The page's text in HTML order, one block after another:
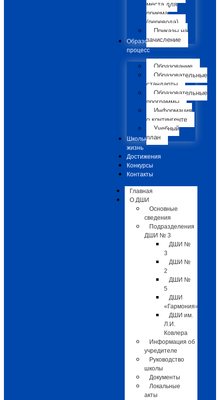
места для
приема
(перевода)
Приказы на
зачисление
Образовательный
процесс
Образование
Образовательные
стандарты
Образовательные
программы
Информация
о контингенте
Учебный
план
Школьная
жизнь
Достижения
Конкурсы
Контакты
Главная
О ДШИ
Основные
сведения
Подразделения
ДШИ № 3
ДШИ №
3
ДШИ №
2
ДШИ №
5
ДШИ
«Гармония»
ДШИ им.
Л.И.
Ковлера
Информация об
учредителе
Руководство
школы
Документы
Локальные
акты